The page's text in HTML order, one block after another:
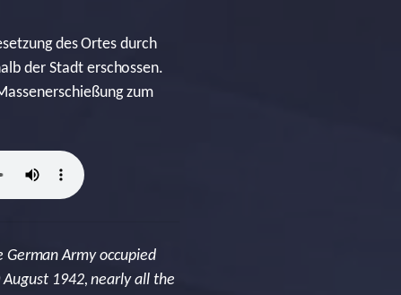
des Ortes durch
der Stadt erschossen.
zum
Army occupied
1942, nearly all the